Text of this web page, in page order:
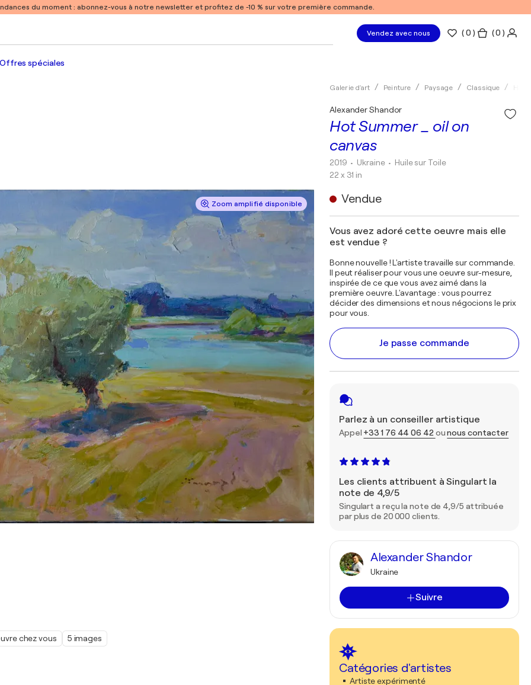
du moment : abonnez-vous à notre newsletter et profitez de -10 % sur votre première commande.
Vendez avec nous (0 ) ( 0 )
Offres spéciales
Zoom amplifié disponible
chez vous 5 images
Galerie d'art Peinture Paysage Classique Huile
Hot Summer _ oil on
canvas
Alexander Shandor
2019 • Ukraine • Huile sur Toile
22 x 31 in
Vendue
Vous avez adoré cette oeuvre mais elle
est vendue ?
Bonne nouvelle ! L'artiste travaille sur commande.
Il peut réaliser pour vous une oeuvre sur-mesure,
inspirée de ce que vous avez aimé dans la
première oeuvre. L'avantage : vous pourrez
décider des dimensions et nous négocions le prix
pour vous.
Je passe commande
Parlez à un conseiller artistique
Appel +33 1 76 44 06 42 ounous contacter
Les clients attribuent à Singulart la
note de 4,9/5
Singulart a reçu la note de 4,9/5 attribuée
par plus de 20 000 clients.
Alexander Shandor
Ukraine
Suivre
Catégories d'artistes
Artiste expérimenté